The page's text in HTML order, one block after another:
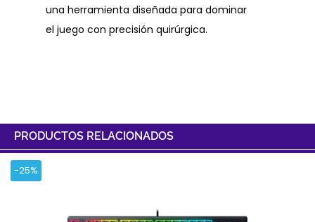
una herramienta diseñada para dominar
el juego con precisión quirúrgica.
PRODUCTOS RELACIONADOS
-25%